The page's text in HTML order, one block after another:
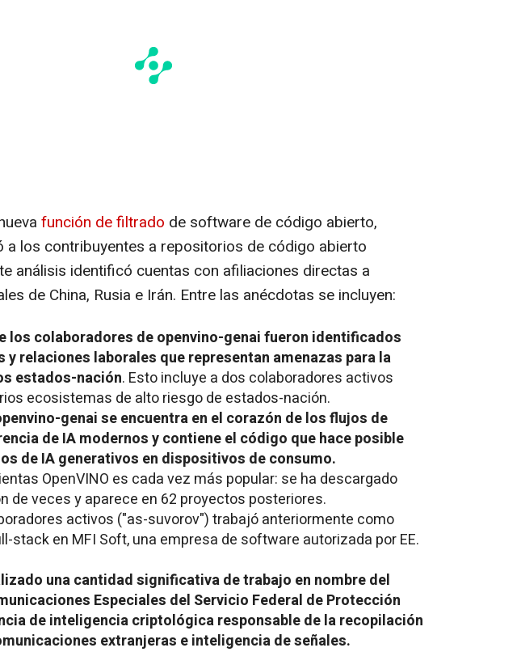
función de filtrado de software de código abierto,
a los contribuyentes a repositorios de código abierto
análisis identificó cuentas con afiliaciones directas a
de China, Rusia e Irán. Entre las anécdotas se incluyen:
los colaboradores de openvino-genai fueron identificados
y relaciones laborales que representan amenazas para la
estados-nación. Esto incluye a dos colaboradores activos
ecosistemas de alto riesgo de estados-nación.
genaise encuentra en el corazón de los flujos de
de IA modernos y contiene el código que hace posible
de IA generativos en dispositivos de consumo.
OpenVINO es cada vez más popular: se ha descargado
de veces y aparece en 62 proyectos posteriores.
activos ("as-suvorov") trabajó anteriormente como
stacken MFI Soft, una empresa de software autorizada por EE.
una cantidad significativa de trabajo en nombre del
Especiales del Servicio Federal de Protección
de inteligencia criptológica responsable de la recopilación
extranjeras e inteligencia de señales.